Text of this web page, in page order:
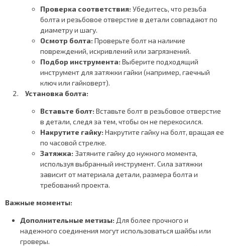
Проверка соответствия: Убедитесь, что резьба
болта и резьбовое отверстие в детали совпадают по
диаметру и шагу.
Осмотр болта: Проверьте болт на наличие
повреждений, искривлений или загрязнений.
Подбор инструмента: Выберите подходящий
инструмент для затяжки гайки (например, гаечный
ключ или гайковерт).
Установка болта:
Вставьте болт: Вставьте болт в резьбовое отверстие
в детали, следя за тем, чтобы он не перекосился.
Накрутите гайку: Накрутите гайку на болт, вращая ее
по часовой стрелке.
Затяжка: Затяните гайку до нужного момента,
используя выбранный инструмент. Сила затяжки
зависит от материала детали, размера болта и
требований проекта.
Важные моменты:
Дополнительные метизы: Для более прочного и
надежного соединения могут использоваться шайбы или
гроверы.